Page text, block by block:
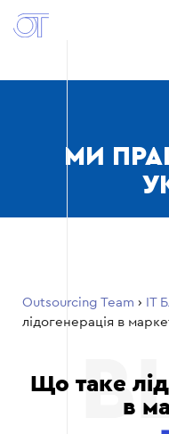
МИ
Outsourcing Team › ІТ
лідогенерація в
Що таке
в